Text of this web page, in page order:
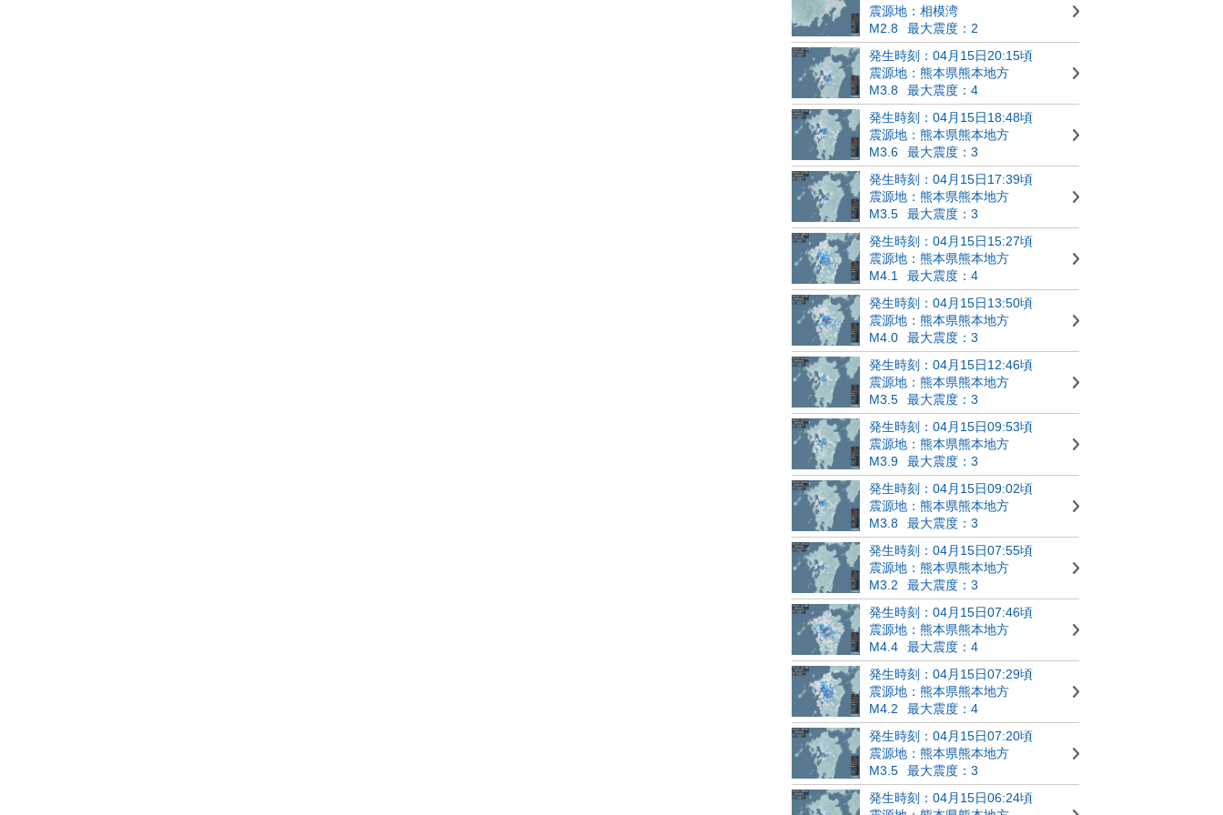
震源地：相模湾
M2.8
最大震度：2
発生時刻：04月15日20:15頃
震源地：熊本県熊本地方
M3.8
最大震度：4
発生時刻：04月15日18:48頃
震源地：熊本県熊本地方
M3.6
最大震度：3
発生時刻：04月15日17:39頃
震源地：熊本県熊本地方
M3.5
最大震度：3
発生時刻：04月15日15:27頃
震源地：熊本県熊本地方
M4.1
最大震度：4
発生時刻：04月15日13:50頃
震源地：熊本県熊本地方
M4.0
最大震度：3
発生時刻：04月15日12:46頃
震源地：熊本県熊本地方
M3.5
最大震度：3
発生時刻：04月15日09:53頃
震源地：熊本県熊本地方
M3.9
最大震度：3
発生時刻：04月15日09:02頃
震源地：熊本県熊本地方
M3.8
最大震度：3
発生時刻：04月15日07:55頃
震源地：熊本県熊本地方
M3.2
最大震度：3
発生時刻：04月15日07:46頃
震源地：熊本県熊本地方
M4.4
最大震度：4
発生時刻：04月15日07:29頃
震源地：熊本県熊本地方
M4.2
最大震度：4
発生時刻：04月15日07:20頃
震源地：熊本県熊本地方
M3.5
最大震度：3
発生時刻：04月15日06:24頃